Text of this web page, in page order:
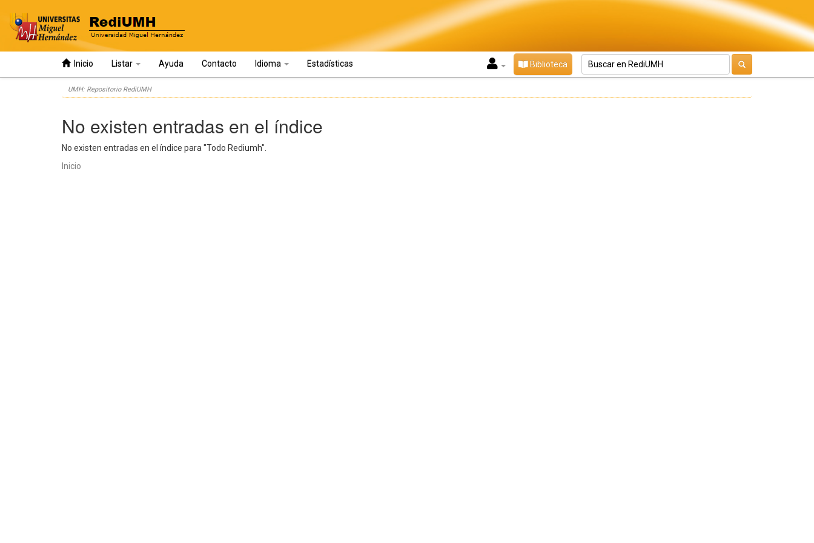
Inicio Listar Ayuda Contacto Idioma Estadísticas Biblioteca
UMH: Repositorio RediUMH
No existen entradas en el índice
No existen entradas en el índice para "Todo Rediumh".
Inicio